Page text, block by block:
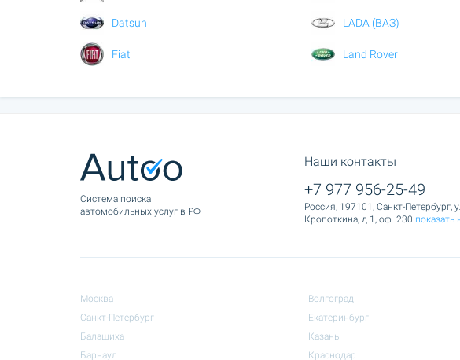
Datsun
Fiat
LADA (ВАЗ)
Land Rover
Cистема поиска
автомобильных услуг в РФ
Наши контакты
+7 977 956-25-49
Россия, 197101, Санкт-Петербург,
Кропоткина, д.1, оф. 230 показать
Москва
Санкт-Петербург
Балашиха
Барнаул
Волгоград
Екатеринбург
Казань
Краснодар